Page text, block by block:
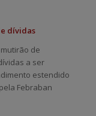
dívidas
de
a ser
estendido
Febraban